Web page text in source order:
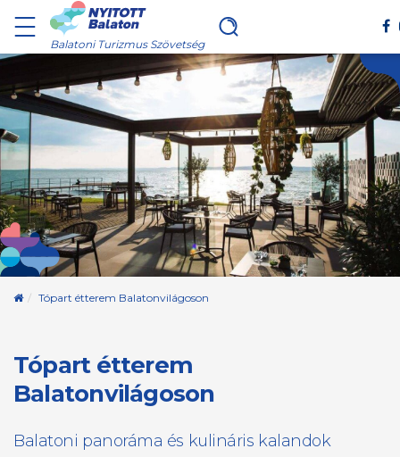
Balatoni Turizmus Szövetség
Kezdőoldal
Tópart étterem Balatonvilágoson
Tópart étterem
Balatonvilágoson
Balatoni panoráma és kulináris kalandok